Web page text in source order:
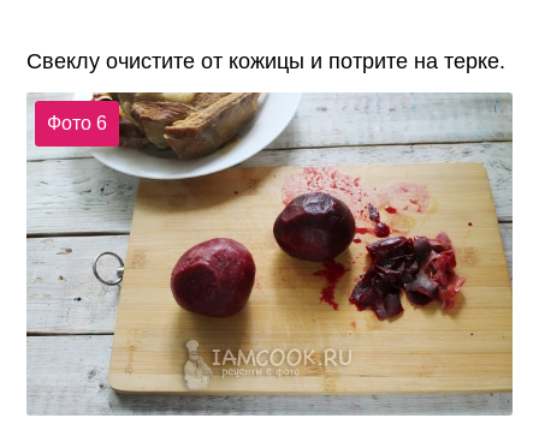
Свеклу очистите от кожицы и потрите на терке.
Фото 6